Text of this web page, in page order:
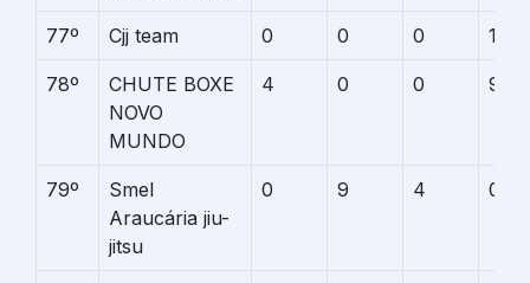
77º Cjj team 0 0 0 13
78º
CHUTE BOXE
NOVO
MUNDO
4 0 0 9
79º
Smel
Araucária jiu-
jitsu
0 9 4 0